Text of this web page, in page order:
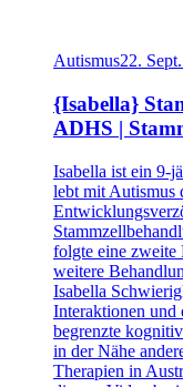
Autismus22.
{Isabella}
ADHS |
Isabella ist ein 9-
lebt mit Autismus
folgte eine zweite
weitere
Isabella
Interaktionen und
begrenzte
in der Nähe
Therapien in